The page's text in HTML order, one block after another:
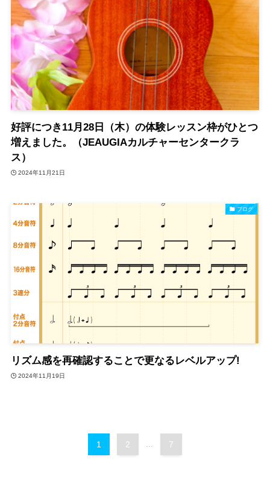
好評につき11月28日（木）の体験レッスン枠がひとつ
増えました。（JEAUGIAカルチャーセンタークラ
ス）
2024年11月21日
ブログ
リズム感を再確認することで更なるレベルアップ!
2024年11月19日
1 2 ... 7